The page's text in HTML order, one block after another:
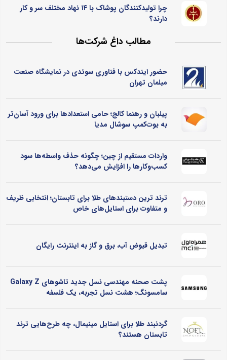
چرا تولیدکنندگان پوشاک با ۱۴ نهاد مختلف سر و کار
دارند؟
مطالب داغ شرکت‌ها
حضور ایندکس با فناوری سوئدی در نمایشگاه صنعت
مبلمان تهران
پیلبان و رهنما کالج؛ حامی استعدادها برای ورود آسان‌تر
به بوت‌کمپ سوشال مدیا
واردات مستقیم از چین؛ چگونه حذف واسطه‌ها سود
کسب‌وکارها را افزایش می‌دهد؟
ترند ترین دستبندهای طلا برای تابستان؛ انتخابی ظریف
و متفاوت برای استایل‌های خاص
تبدیل قبوض آب، برق و گاز به اینترنت رایگان
پشت صحنه مهندسی نسل جدید تاشوهای Galaxy Z
سامسونگ؛ هشت نسل تجربه، یک فلسفه
گردنبند طلا برای استایل مینیمال، چه طرح‌هایی ترند
تابستان هستند؟